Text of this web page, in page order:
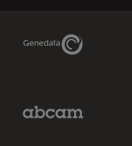
Genedata Link